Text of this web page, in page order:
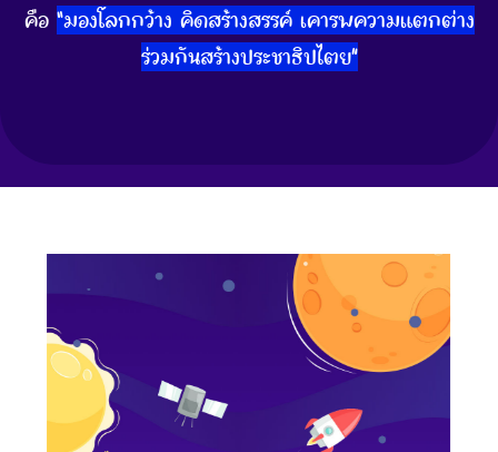
คือ “มองโลกกว้าง คิดสร้างสรรค์ เคารพความแตกต่าง
ร่วมกันสร้างประชาธิปไตย”